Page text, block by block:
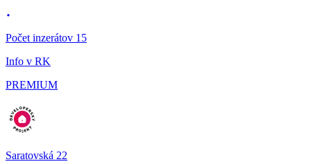
Počet inzerátov 15
Info v RK
PREMIUM
Saratovská 22